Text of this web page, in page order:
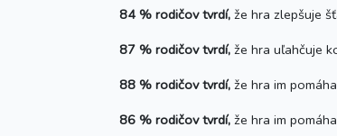
84 % rodičov tvrdí, že hra zlepšuje
87 % rodičov tvrdí, že hra uľahčuje
88 % rodičov tvrdí, že hra im
86 % rodičov tvrdí, že hra im